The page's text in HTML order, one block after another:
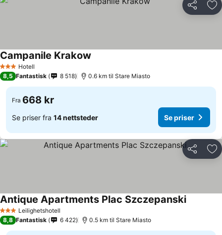
Del
3 StjernerHotell
Campanile Krakow
8,5 Fantastisk 8 518 0.6 km til Stare Miasto
Fra 668 kr
Se priser fra 14 nettsteder Se priser
Del
3 StjernerLeilighetshotell
Antique Apartments Plac Szczepanski
8,8 Fantastisk 6 422 0.5 km til Stare Miasto